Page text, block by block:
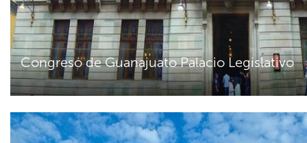
Congreso de Guanajuato Palacio Legislativo